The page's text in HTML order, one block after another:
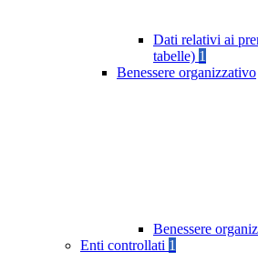
Dati relativi ai
tabelle) 1
Benessere organizzativo
Benessere
Enti controllati 1